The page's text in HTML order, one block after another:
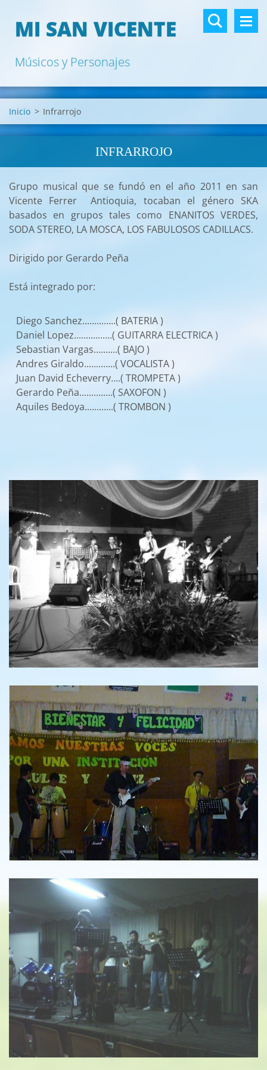
MI SAN VICENTE
Músicos y Personajes
Inicio > Infrarrojo
INFRARROJO
Grupo musical que se fundó en el año 2011 en san
Vicente Ferrer Antioquia, tocaban el género SKA
basados en grupos tales como ENANITOS VERDES,
SODA STEREO, LA MOSCA, LOS FABULOSOS CADILLACS.
Dirigido por Gerardo Peña
Está integrado por:
Diego Sanchez..............( BATERIA )
Daniel Lopez................( GUITARRA ELECTRICA )
Sebastian Vargas..........( BAJO )
Andres Giraldo.............( VOCALISTA )
Juan David Echeverry....( TROMPETA )
Gerardo Peña..............( SAXOFON )
Aquiles Bedoya............( TROMBON )